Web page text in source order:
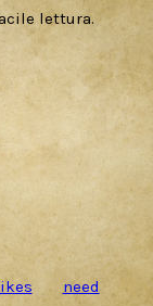
lettura.
need